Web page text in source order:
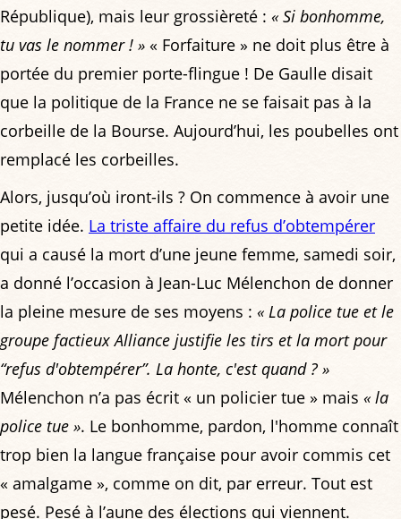
République), mais leur grossièreté : « Si bonhomme,
tu vas le nommer ! » « Forfaiture » ne doit plus être à
portée du premier porte-flingue ! De Gaulle disait
que la politique de la France ne se faisait pas à la
corbeille de la Bourse. Aujourd’hui, les poubelles ont
remplacé les corbeilles.
Alors, jusqu’où iront-ils ? On commence à avoir une
petite idée. La triste affaire du refus d’obtempérer
qui a causé la mort d’une jeune femme, samedi soir,
a donné l’occasion à Jean-Luc Mélenchon de donner
la pleine mesure de ses moyens : « La police tue et le
groupe factieux Alliance justifie les tirs et la mort pour
“refus d'obtempérer”. La honte, c'est quand ? »
Mélenchon n’a pas écrit « un policier tue » mais « la
police tue ». Le bonhomme, pardon, l'homme connaît
trop bien la langue française pour avoir commis cet
« amalgame », comme on dit, par erreur. Tout est
pesé. Pesé à l’aune des élections qui viennent.